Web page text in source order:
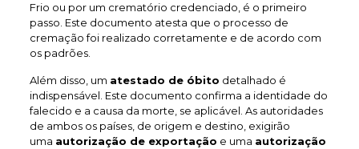
Frio ou por um crematório credenciado, é o primeiro
passo. Este documento atesta que o processo de
cremação foi realizado corretamente e de acordo com
os padrões.
Além disso, um atestado de óbito detalhado é
indispensável. Este documento confirma a identidade do
falecido e a causa da morte, se aplicável. As autoridades
de ambos os países, de origem e destino, exigirão
uma autorização de exportação e uma autorização